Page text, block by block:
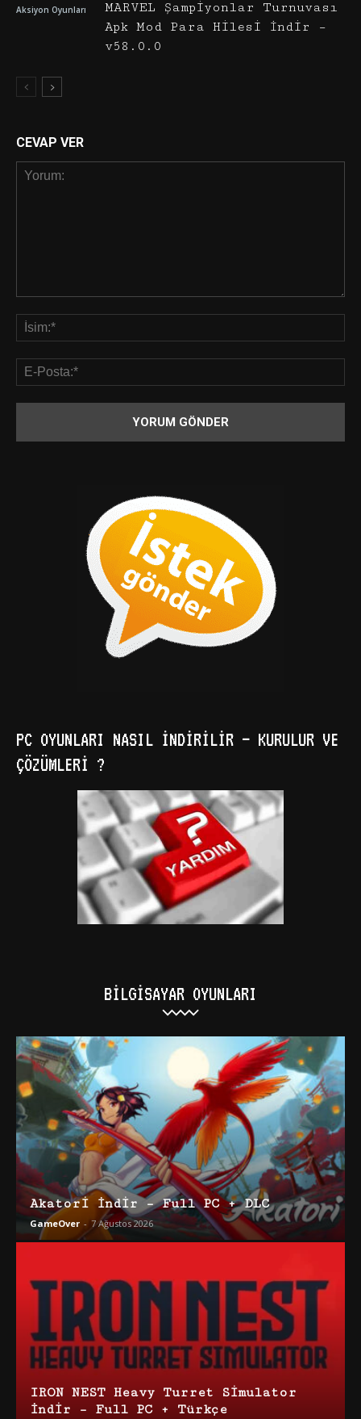
Aksiyon Oyunları
MARVEL Şampiyonlar Turnuvası
Apk Mod Para Hilesi İndir –
v58.0.0
CEVAP VER
PC OYUNLARI NASIL İNDIRILIR – KURULUR VE
ÇÖZÜMLERI ?
BILGISAYAR OYUNLARI
Akatori İndir – Full PC + DLC
GameOver - 7 Ağustos 2026
IRON NEST Heavy Turret Simulator
İndir – Full PC + Türkçe